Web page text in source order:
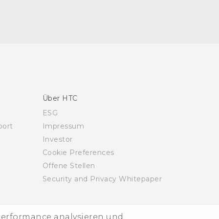
analysieren und
Über HTC
ESG
Impressum
Investor
Cookie Preferences
Offene Stellen
Security and Privacy Whitepaper